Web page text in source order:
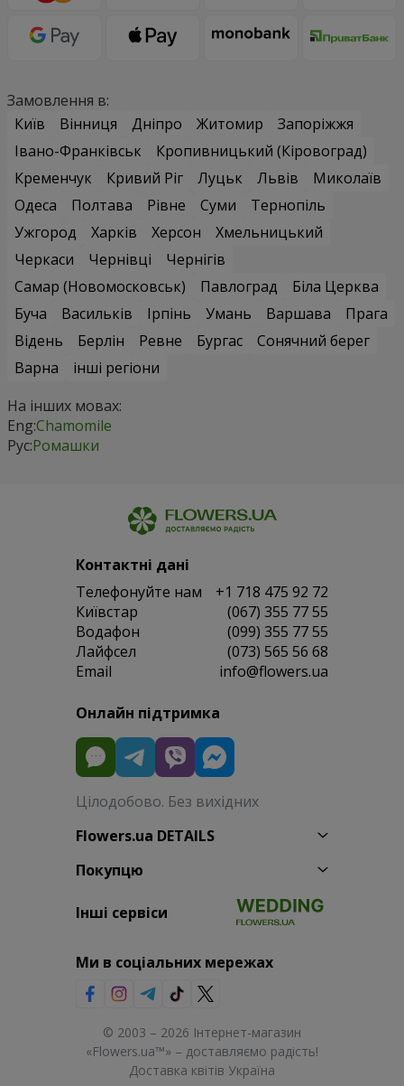
Замовлення в:
Київ
Вінниця Дніпро Житомир
Запоріжжя
Івано-Франківськ
Кропивницький (Кіровоград)
Кременчук
Кривий Ріг Луцьк Львів
Миколаїв
Одеса
Полтава Рівне Суми
Тернопіль
Ужгород
Харків Херсон
Хмельницький
Черкаси
Чернівці
Чернігів
Самар (Новомосковськ)
Павлоград
Біла Церква
Буча
Васильків Ірпінь Умань Варшава
Прага
Відень
Берлін Ревне Бургас
Сонячний берег
Варна
інші регіони
На інших мовах:
Eng:Chamomile
Рус:Ромашки
Контактні дані
Телефонуйте нам
+1 718 475 92 72
Київстар
(067) 355 77 55
Водафон
(099) 355 77 55
Лайфсел
(073) 565 56 68
Email
info@flowers.ua
Онлайн підтримка
Цілодобово. Без вихідних
Flowers.ua DETAILS
Покупцю
Інші сервіси
Ми в соціальних мережах
© 2003 – 2026 Інтернет-магазин
«Flowers.ua™» – доставляємо радість!
Доставка квітів Україна